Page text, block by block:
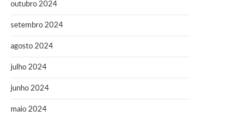
outubro 2024
setembro 2024
agosto 2024
julho 2024
junho 2024
maio 2024